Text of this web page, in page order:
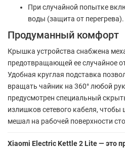
При случайной попытке
воды (защита от перегрева).
Продуманный комфорт
Крышка устройства снабжена
предотвращающей ее случайное
Удобная круглая подставка
вращать чайник на 360° любой
предусмотрен специальный
излишков сетевого кабеля,
мешал на рабочей поверхности
Xiaomi Electric Kettle 2 Lite — это